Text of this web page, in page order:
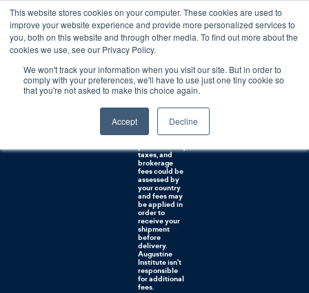
This website stores cookies on your computer. These cookies are used to
improve your website experience and provide more personalized services to
you, both on this website and through other media. To find out more about the
cookies we use, see our Privacy Policy.
We won't track your information when you visit our site. But in order to
comply with your preferences, we'll have to use just one tiny cookie so
that you're not asked to make this choice again.
Accept Decline
Free U.S. shipping on orders over $75. Restrictions apply for certain institutional purchases.
Shipping to
NON-USA
CUSTOMERS:
If you reside in
Australia, or
countries, it's
taxes, and
brokerage
fees could be
assessed by
your country
and fees may
be applied in
order to
receive your
shipment
before
delivery.
Augustine
Institute isn't
responsible
for additional
fees.